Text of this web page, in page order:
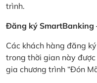
trình.
Đăng ký SmartBanking
Các khách hàng đăng
trong thời gian này
gia chương trình “Đón